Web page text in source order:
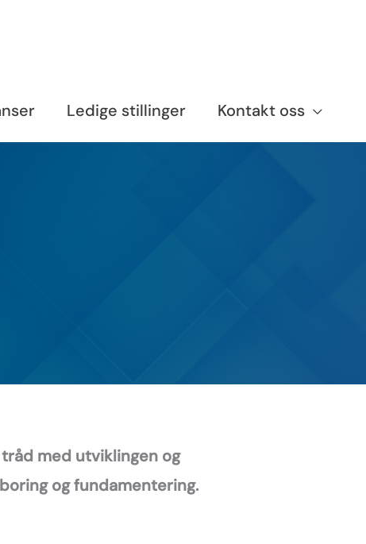
Ledige stillinger Kontakt oss
med utviklingen og
og fundamentering.